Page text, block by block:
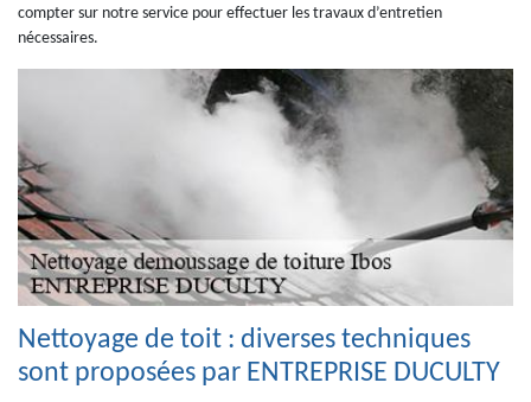
compter sur notre service pour effectuer les travaux d’entretien
nécessaires.
Nettoyage de toit : diverses techniques
sont proposées par ENTREPRISE DUCULTY